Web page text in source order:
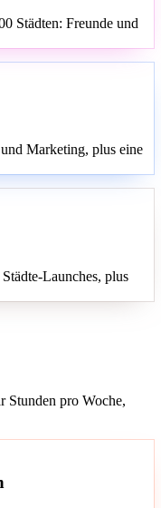
Städten: Freunde und
Marketing, plus eine
Launches, plus
Stunden pro Woche,